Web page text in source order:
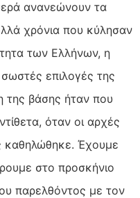
ανανεώνουν τα
χρόνια που κύλησαν
των Ελλήνων, η
επιλογές της
της βάσης ήταν που
όταν οι αρχές
καθηλώθηκε. Έχουμε
στο προσκήνιο
παρελθόντος με τον